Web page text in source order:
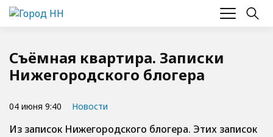
Съёмная квартира. Записки
Нижегородского блогера
04 июня 9:40 Новости
Из записок Нижегородского блогера. Этих записок